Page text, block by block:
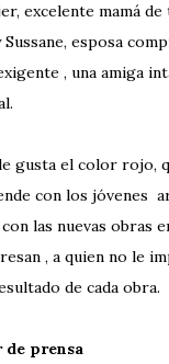
excelente mamá
esposa
, una amiga
le gusta el color rojo,
con los jóvenes
las nuevas obras
, a quien no le
de cada obra.
prensa